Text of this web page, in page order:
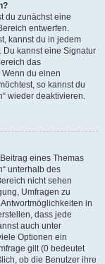
du zunächst eine
entwerfen.
kannst du in jedem
Du kannst eine Signatur
das
du einen
so kannst du
wieder deaktivieren.
eines Themas
unterhalb des
nicht sehen
Umfragen zu
in
dass jede
auch unter
Optionen ein
gilt (0 bedeutet
ob die Benutzer ihre